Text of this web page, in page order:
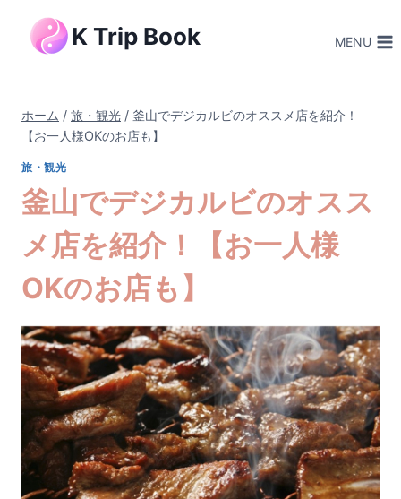
K Trip Book MENU
ホーム / 旅・観光 / 釜山でデジカルビのオススメ店を紹介！
【お一人様OKのお店も】
旅・観光
釜山でデジカルビのオスス
メ店を紹介！【お一人様
OKのお店も】